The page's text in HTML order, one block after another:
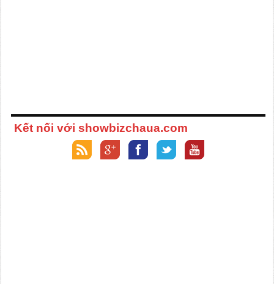
Kết nối với showbizchaua.com